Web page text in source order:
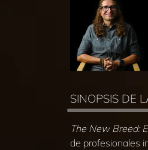
SINOPSIS DE
The New Breed:
de profesionales